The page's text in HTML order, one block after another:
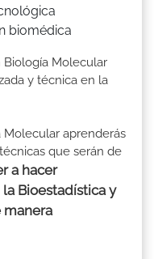
biomédica
Biología Molecular
y técnica en la
Molecular aprenderás
que serán de
a hacer
Bioestadística y
manera